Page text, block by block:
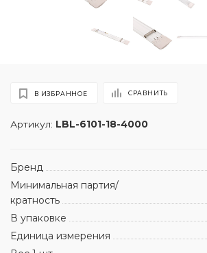
Артикул: LBL-6101-18-4000
В ИЗБРАННОЕ СРАВНИТЬ
Бренд
Минимальная партия/
кратность
В упаковке
Единица измерения